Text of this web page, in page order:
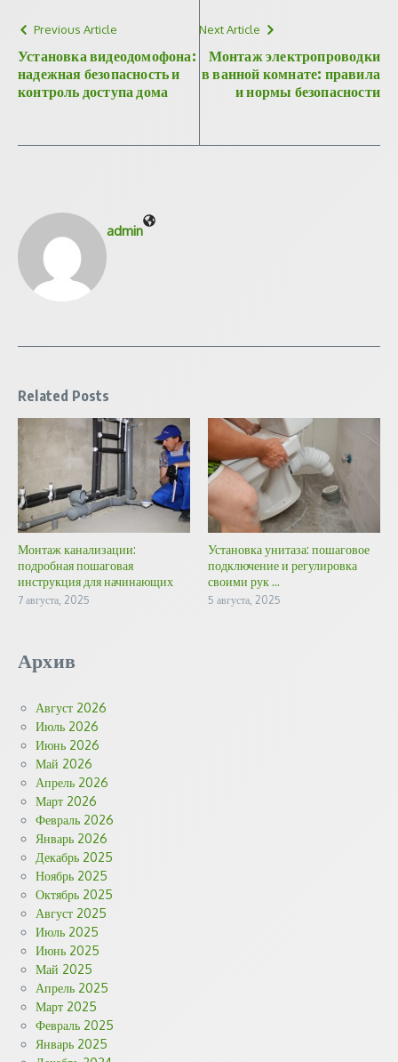
Previous Article
Установка видеодомофона:
надежная безопасность и
контроль доступа дома
Next Article
Монтаж электропроводки
в ванной комнате: правила
и нормы безопасности
admin
Related Posts
Монтаж канализации:
подробная пошаговая
инструкция для начинающих
7 августа, 2025
Установка унитаза: пошаговое
подключение и регулировка
своими рук ...
5 августа, 2025
Архив
Август 2026
Июль 2026
Июнь 2026
Май 2026
Апрель 2026
Март 2026
Февраль 2026
Январь 2026
Декабрь 2025
Ноябрь 2025
Октябрь 2025
Август 2025
Июль 2025
Июнь 2025
Май 2025
Апрель 2025
Март 2025
Февраль 2025
Январь 2025